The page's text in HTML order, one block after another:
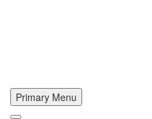
Primary Menu